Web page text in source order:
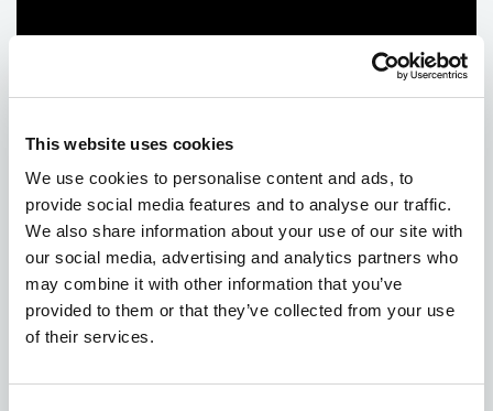
This website uses cookies
We use cookies to personalise content and ads, to
provide social media features and to analyse our traffic.
We also share information about your use of our site with
our social media, advertising and analytics partners who
may combine it with other information that you’ve
provided to them or that they’ve collected from your use
of their services.
Google'ın arama sonuçlarından geçici olarak
kaldırmak istediğiniz web sitenizdeki tüm sayfalar
için bu adımları durulayın ve tekrarlayın. Google
taleplerinizi işleme aldığında - genellikle 48 saatten
kısa sürer - sayfaları yaklaşık altı ay boyunca arama